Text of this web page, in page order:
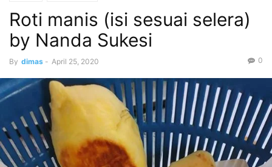
Roti manis (isi sesuai selera)
by Nanda Sukesi
By dimas - April 25, 2020 0